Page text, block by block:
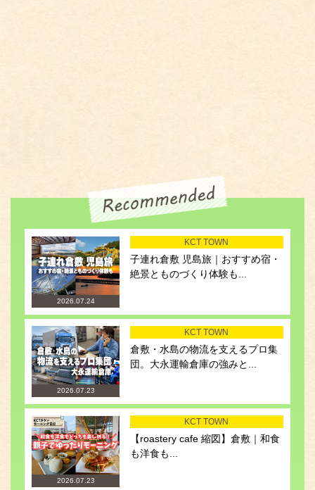
2026.07.24
KCT TOWN
子連れ倉敷 児島旅｜おすすめ宿・
絶景とものづくり体験も...
2026.07.23
KCT TOWN
倉敷・水島の物流を支えるプロ集
団。大永運輸倉庫の強みと...
2026.07.23
KCT TOWN
【roastery cafe 縮図】倉敷｜和食
も洋食も...